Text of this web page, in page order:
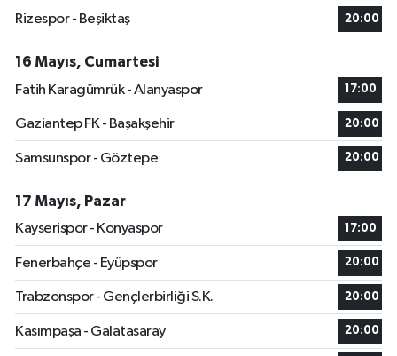
Rizespor - Beşiktaş
20:00
16 Mayıs, Cumartesi
Fatih Karagümrük - Alanyaspor
17:00
Gaziantep FK - Başakşehir 20:00
Samsunspor - Göztepe 20:00
17 Mayıs, Pazar
Kayserispor - Konyaspor
17:00
Fenerbahçe - Eyüpspor 20:00
Trabzonspor - Gençlerbirliği S.K. 20:00
Kasımpaşa - Galatasaray 20:00